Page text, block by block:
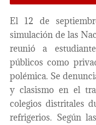
El 12 de
simulación de las
reunió a
públicos como
polémica. Se
y clasismo en el
colegios distritales
refrigerios. Según